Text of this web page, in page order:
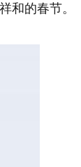
和的春节。